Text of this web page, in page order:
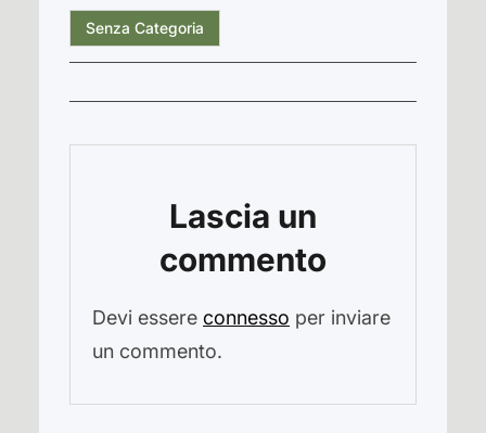
Senza Categoria
Lascia un
commento
Devi essere connesso per inviare
un commento.